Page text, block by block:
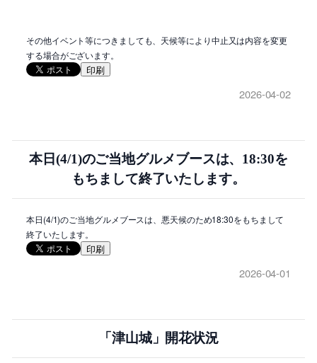
その他イベント等につきましても、天候等により中止又は内容を変更
する場合がございます。
印刷
2026-04-02
本日(4/1)のご当地グルメブースは、18:30を
もちまして終了いたします。
本日(4/1)のご当地グルメブースは、悪天候のため18:30をもちまして
終了いたします。
印刷
2026-04-01
「津山城」開花状況